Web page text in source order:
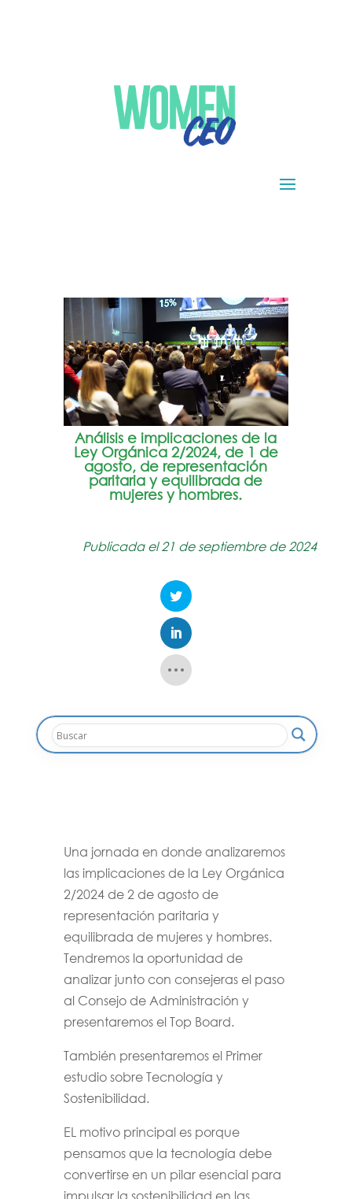
Análisis e implicaciones de la
Ley Orgánica 2/2024, de 1 de
agosto, de representación
paritaria y equilibrada de
mujeres y hombres.
Publicada el 21 de septiembre de 2024
Una jornada en donde analizaremos
las implicaciones de la Ley Orgánica
2/2024 de 2 de agosto de
representación paritaria y
equilibrada de mujeres y hombres.
Tendremos la oportunidad de
analizar junto con consejeras el paso
al Consejo de Administración y
presentaremos el Top Board.
También presentaremos el Primer
estudio sobre Tecnología y
Sostenibilidad.
EL motivo principal es porque
pensamos que la tecnología debe
convertirse en un pilar esencial para
impulsar la sostenibilidad en las